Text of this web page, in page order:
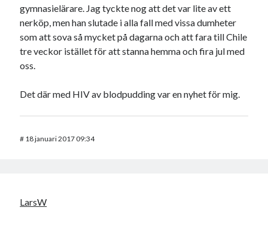
gymnasielärare. Jag tyckte nog att det var lite av ett
nerköp, men han slutade i alla fall med vissa dumheter
som att sova så mycket på dagarna och att fara till Chile
tre veckor istället för att stanna hemma och fira jul med
oss.
Det där med HIV av blodpudding var en nyhet för mig.
# 18 januari 2017 09:34
LarsW